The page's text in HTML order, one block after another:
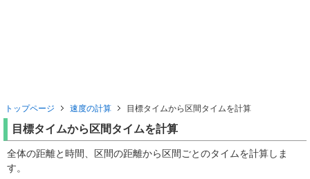
トップページ 速度の計算 目標タイムから区間タイムを計算
目標タイムから区間タイムを計算
全体の距離と時間、区間の距離から区間ごとのタイムを計算しま
す。